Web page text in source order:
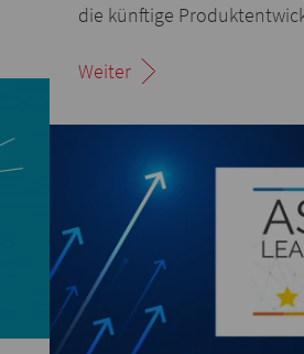
die künftige
Weiter